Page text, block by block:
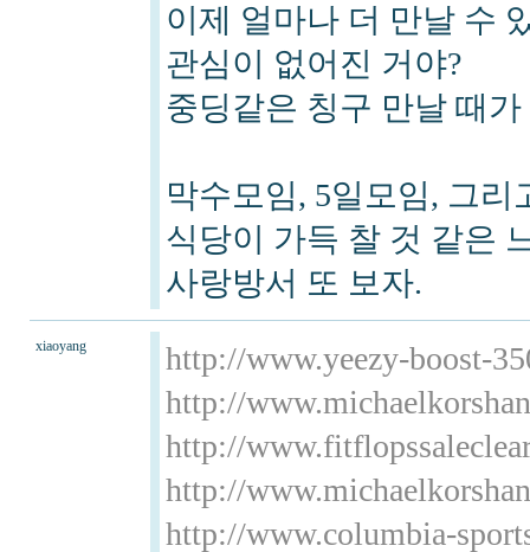
이제 얼마나 더 만날 수
관심이 없어진 거야?
중딩같은 칭구 만날 때
막수모임, 5일모임, 그
식당이 가득 찰 것 같은
사랑방서 또 보자.
xiaoyang
http://www.yeezy-boost-
http://
http://
http://
http://www.columbia-